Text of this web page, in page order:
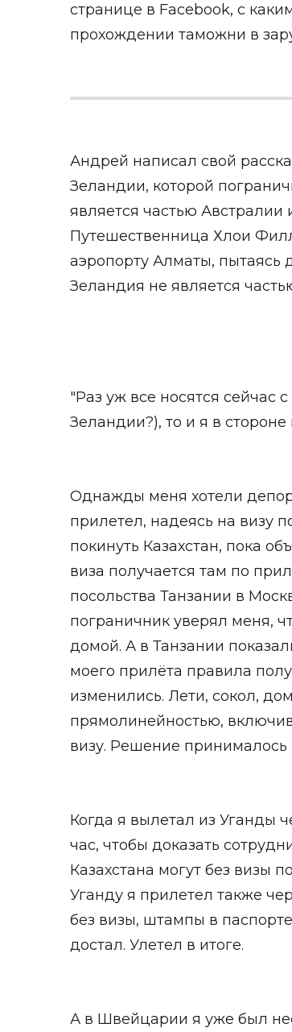
странице в Facebook, с
прохождении таможни в
Андрей написал свой
Зеландии, которой
является частью Австралии
Путешественница Хлои
аэропорту Алматы, пытаясь
Зеландия не является
"Раз уж все носятся сейчас
Зеландии?), то и я в стороне
Однажды меня хотели
прилетел, надеясь на визу
покинуть Казахстан, пока
виза получается там по
посольства Танзании в
пограничник уверял меня,
домой. А в Танзании
моего прилёта правила
изменились. Лети, сокол,
прямолинейностью,
визу. Решение
Когда я вылетал из Уганды
час, чтобы доказать
Казахстана могут без визы
Уганду я прилетел также
без визы, штампы в
достал. Улетел в итоге.
А в Швейцарии я уже был